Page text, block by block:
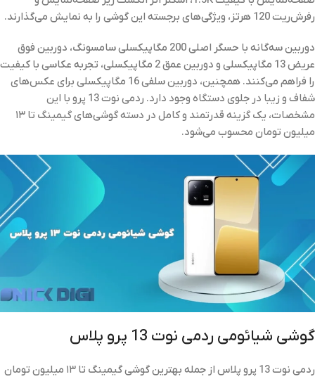
رفرش‌ریت 120 هرتز، ویژگی‌های برجسته این گوشی را به نمایش می‌گذارند.
دوربین سه‌گانه با حسگر اصلی 200 مگاپیکسلی سامسونگ، دوربین فوق
عریض 13 مگاپیکسلی و دوربین عمق 2 مگاپیکسلی، تجربه عکاسی با کیفیت
را فراهم می‌کنند. همچنین، دوربین سلفی 16 مگاپیکسلی برای عکس‌های
شفاف و زیبا در جلوی دستگاه وجود دارد. ردمی نوت 13 پرو با این
مشخصات، یک گزینه قدرتمند و کامل در دسته گوشی‌های گیمینگ تا ۱۳
میلیون تومان محسوب می‌شود.
گوشی شیائومی ردمی نوت 13 پرو پلاس
ردمی نوت 13 پرو پلاس از جمله بهترین گوشی گیمینگ تا ۱۳ میلیون تومان